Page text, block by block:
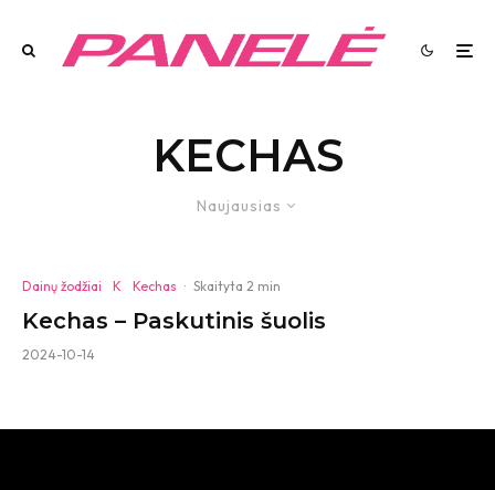
KECHAS
Naujausias
Dainų žodžiai K Kechas · Skaityta 2 min
Kechas – Paskutinis šuolis
2024-10-14